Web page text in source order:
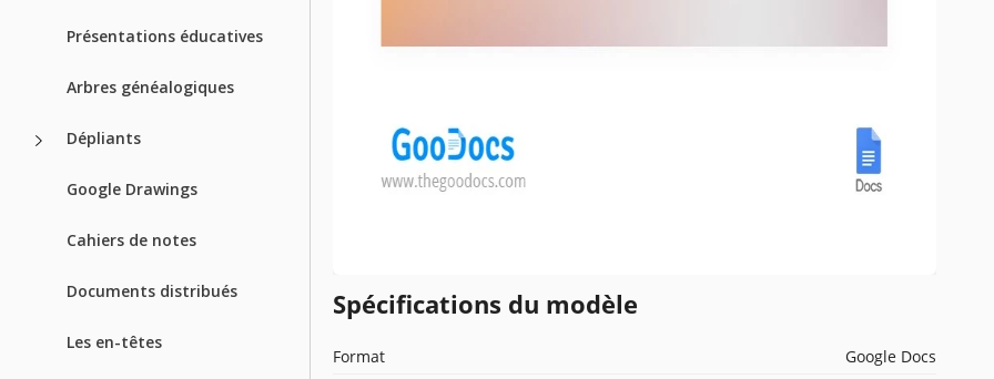
Présentations éducatives
Arbres généalogiques
Dépliants
Google Drawings
Cahiers de notes
Documents distribués
Les en-têtes
Spécifications du modèle
Format
Google Docs